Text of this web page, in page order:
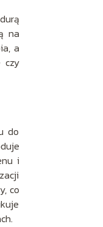
na
a
czy
do
i
co